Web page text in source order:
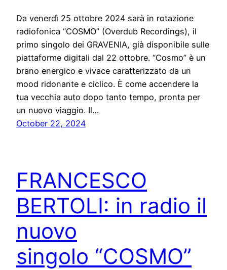
Da venerdì 25 ottobre 2024 sarà in rotazione
radiofonica “COSMO” (Overdub Recordings), il
primo singolo dei GRAVENIA, già disponibile sulle
piattaforme digitali dal 22 ottobre. “Cosmo” è un
brano energico e vivace caratterizzato da un
mood ridonante e ciclico. È come accendere la
tua vecchia auto dopo tanto tempo, pronta per
un nuovo viaggio. Il…
October 22, 2024
FRANCESCO
BERTOLI: in radio il
nuovo
singolo “COSMO”